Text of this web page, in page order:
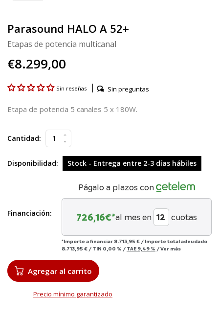
Parasound HALO A 52+
Etapas de potencia multicanal
€8.299,00
Sin reseñas Sin preguntas
Etapa de potencia 5 canales 5 x 180W.
Cantidad:
Disponibilidad: Stock - Entrega entre 2-3 días hábiles
Financiación:
Págalo a plazos con
726,16€*al mes en cuotas
*Importe a financiar 8.713,95 € / Importe total adeudado
8.713,95 € / TIN 0,00 % / TAE 9,49 % /Ver más
Agregar al carrito
Precio mínimo garantizado